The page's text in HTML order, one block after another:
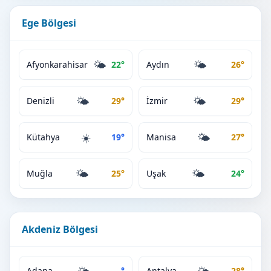
Ege Bölgesi
Afyonkarahisar 🌤️ 22° Aydın 🌤️ 26°
Denizli 🌤️ 29° İzmir 🌤️ 29°
Kütahya ☀️ 19° Manisa 🌤️ 27°
Muğla 🌤️ 25° Uşak 🌤️ 24°
Akdeniz Bölgesi